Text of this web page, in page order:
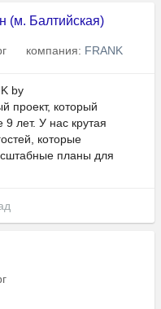
(м. Балтийская)
компания: FRANK
by
проект, который
лет. У нас крутая
которые
планы для